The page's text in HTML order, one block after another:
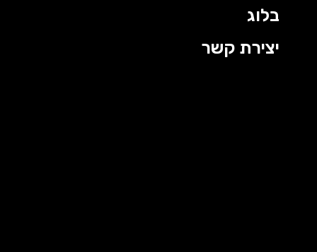
בלוג
יצירת קשר